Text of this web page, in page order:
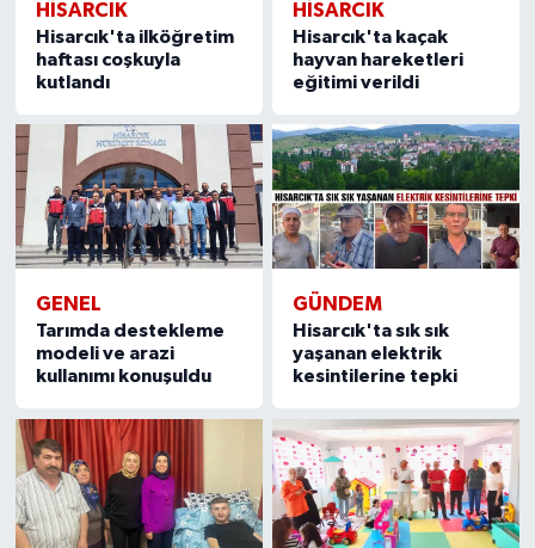
HISARCIK
Hisarcık'ta ilköğretim
haftası coşkuyla
kutlandı
HISARCIK
Hisarcık'ta kaçak
hayvan hareketleri
eğitimi verildi
GENEL
Tarımda destekleme
modeli ve arazi
kullanımı konuşuldu
GÜNDEM
Hisarcık'ta sık sık
yaşanan elektrik
kesintilerine tepki